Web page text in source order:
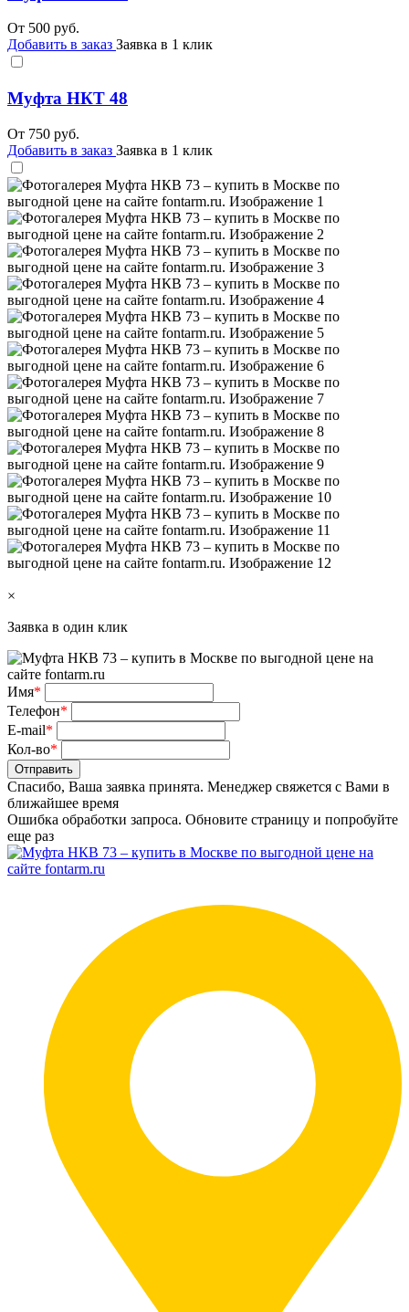
От 500 руб.
Добавить в заказ Заявка в 1 клик
Муфта НКТ 48
От 750 руб.
Добавить в заказ Заявка в 1 клик
×
Заявка в один клик
Имя*
Телефон*
E-mail*
Кол-во*
Отправить
Спасибо, Ваша заявка принята. Менеджер свяжется с Вами в
ближайшее время
Ошибка обработки запроса. Обновите страницу и попробуйте
еще раз